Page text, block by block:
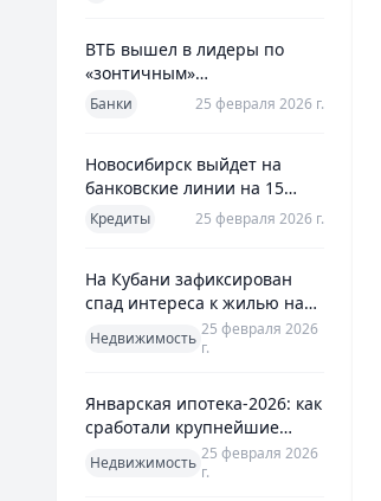
ВТБ вышел в лидеры по
«зонтичным»
поручительствам для МСП
Банки 25 февраля 2026 г.
Новосибирск выйдет на
банковские линии на 15
млрд рублей для закрытия
дефицита
Кредиты 25 февраля 2026 г.
На Кубани зафиксирован
спад интереса к жилью на
Недвижимость 25 февраля 2026
г.
Январская ипотека-2026: как
сработали крупнейшие
банки и что это значит для
заемщиков
Недвижимость 25 февраля 2026
г.